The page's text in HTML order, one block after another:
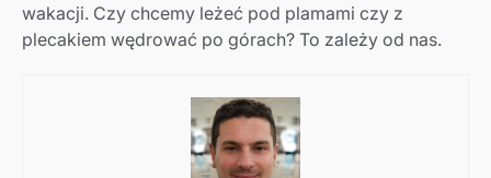
wakacji. Czy chcemy leżeć pod plamami czy z
plecakiem wędrować po górach? To zależy od nas.